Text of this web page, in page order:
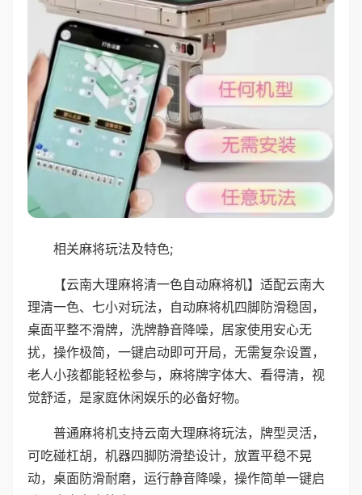
相关麻将玩法及特色;
【云南大理麻将清一色自动麻将机】适配云南大
理清一色、七小对玩法，自动麻将机四脚防滑稳固，
桌面平整不滑牌，洗牌静音降噪，居家使用安心无
扰，操作极简，一键启动即可开局，无需复杂设置，
老人小孩都能轻松参与，麻将牌字体大、看得清，视
觉舒适，是家庭休闲娱乐的必备好物。
普通麻将机支持云南大理麻将玩法，牌型灵活，
可吃碰杠胡，机器四脚防滑垫设计，放置平稳不晃
动，桌面防滑耐磨，运行静音降噪，操作简单一键启